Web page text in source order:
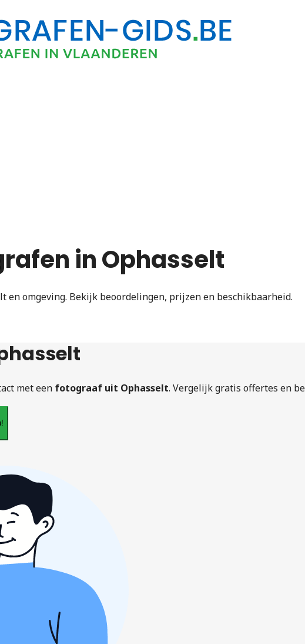
in Ophasselt
en omgeving. Bekijk beoordelingen, prijzen en beschikbaarheid.
met een fotograaf uit Ophasselt. Vergelijk gratis offertes en